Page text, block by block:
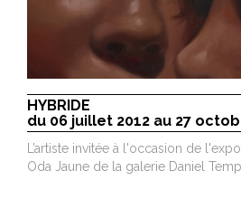
HYBRIDE
du 06 juillet 2012 au 27
L’artiste invitée à l'occasion de
Oda Jaune de la galerie Daniel